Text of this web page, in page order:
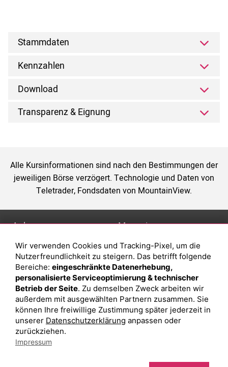
Stammdaten
Kennzahlen
Download
Transparenz & Eignung
Alle Kursinformationen sind nach den Bestimmungen der
jeweiligen Börse verzögert. Technologie und Daten von
Teletrader, Fondsdaten von MountainView.
Anlage
Depot eröffnen
Depot vergleichen
Junior Depot
Top-Seller-Fonds
Top-Fonds
Fonds-Suche
Magazin
Was sind sind ETFs?
Sparplan Vorteile
Was ist ein Fonds?
Wir verwenden Cookies und Tracking-Pixel, um die
Nutzerfreundlichkeit zu steigern. Das betrifft folgende
Bereiche: eingeschränkte Datenerhebung,
personalisierte Serviceoptimierung & technischer
Betrieb der Seite. Zu demselben Zweck arbeiten wir
außerdem mit ausgewählten Partnern zusammen. Sie
können Ihre freiwillige Zustimmung später jederzeit in
unserer Datenschutzerklärung anpassen oder
zurückziehen.
Impressum